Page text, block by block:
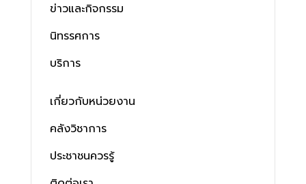
ข่าวและกิจกรรม
นิทรรศการ
บริการ
เกี่ยวกับหน่วยงาน
คลังวิชาการ
ประชาชนควรรู้